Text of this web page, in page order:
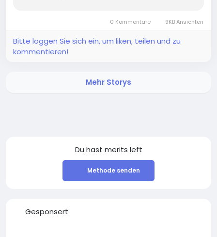
0 Kommentare 9KB Ansichten
Bitte loggen Sie sich ein, um liken, teilen und zu
kommentieren!
Mehr Storys
Du hast merits left
Methode senden
Gesponsert